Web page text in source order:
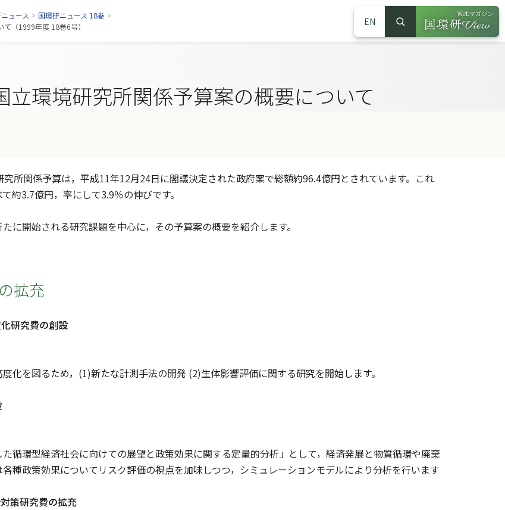
EN
サイト内検索
検索
Webマガジン
（別ウインドウ
ュース > 国環研ニュース 18巻 >
（1999年度 18巻6号）
立環境研究所関係予算案の概要について
所関係予算は，平成11年12月24日に閣議決定された政府案で総額約96.4億円とされています。これ
約3.7億円，率にして3.9％の伸びです。
に開始される研究課題を中心に，その予算案の概要を紹介します。
拡充
研究費の創設
化を図るため，(1)新たな計測手法の開発 (2)生体影響評価に関する研究を開始します。
循環型経済社会に向けての展望と政策効果に関する定量的分析」として，経済発展と物質循環や廃棄
種政策効果についてリスク評価の視点を加味しつつ，シミュレーションモデルにより分析を行います
策研究費の拡充